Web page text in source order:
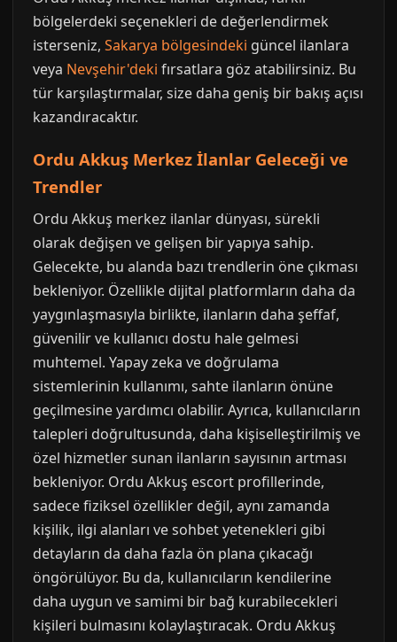
bölgelerdeki seçenekleri de değerlendirmek
isterseniz, Sakarya bölgesindeki güncel ilanlara
veya Nevşehir'deki fırsatlara göz atabilirsiniz. Bu
tür karşılaştırmalar, size daha geniş bir bakış açısı
kazandıracaktır.
Ordu Akkuş Merkez İlanlar Geleceği ve
Trendler
Ordu Akkuş merkez ilanlar dünyası, sürekli
olarak değişen ve gelişen bir yapıya sahip.
Gelecekte, bu alanda bazı trendlerin öne çıkması
bekleniyor. Özellikle dijital platformların daha da
yaygınlaşmasıyla birlikte, ilanların daha şeffaf,
güvenilir ve kullanıcı dostu hale gelmesi
muhtemel. Yapay zeka ve doğrulama
sistemlerinin kullanımı, sahte ilanların önüne
geçilmesine yardımcı olabilir. Ayrıca, kullanıcıların
talepleri doğrultusunda, daha kişiselleştirilmiş ve
özel hizmetler sunan ilanların sayısının artması
bekleniyor. Ordu Akkuş escort profillerinde,
sadece fiziksel özellikler değil, aynı zamanda
kişilik, ilgi alanları ve sohbet yetenekleri gibi
detayların da daha fazla ön plana çıkacağı
öngörülüyor. Bu da, kullanıcıların kendilerine
daha uygun ve samimi bir bağ kurabilecekleri
kişileri bulmasını kolaylaştıracak. Ordu Akkuş